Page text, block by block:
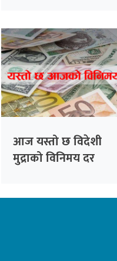
आज यस्तो छ विदेशी
मुद्राको विनिमय दर